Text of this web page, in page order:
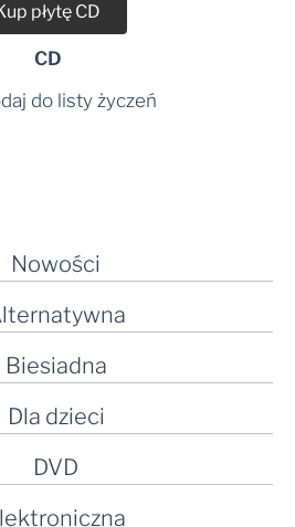
Nowości
Biesiadna
Dla dzieci
DVD
płytę CD
CD
do listy życzeń